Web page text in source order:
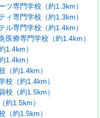
ツ専門学校（約1.3km）
ィ専門学校（約1.3km）
ル専門学校（約1.4km）
医療専門学校（約1.4km）
1.4km）
1.4km）
（約1.4km）
校（約1.4km）
校（約1.5km）
約1.5km）
（約1.5km）